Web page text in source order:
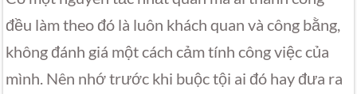
đều làm theo đó là luôn khách quan và công bằng,
không đánh giá một cách cảm tính công việc của
mình. Nên nhớ trước khi buộc tội ai đó hay đưa ra